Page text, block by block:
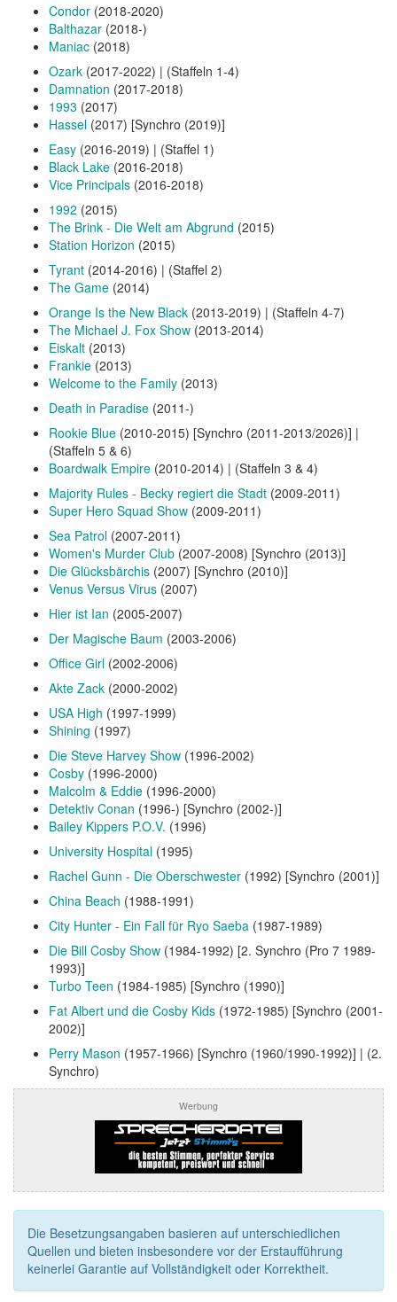
Condor (2018-2020)
Balthazar (2018-)
Maniac (2018)
Ozark (2017-2022) | (Staffeln 1-4)
Damnation (2017-2018)
1993 (2017)
Hassel (2017) [Synchro (2019)]
Easy (2016-2019) | (Staffel 1)
Black Lake (2016-2018)
Vice Principals (2016-2018)
1992 (2015)
The Brink - Die Welt am Abgrund (2015)
Station Horizon (2015)
Tyrant (2014-2016) | (Staffel 2)
The Game (2014)
Orange Is the New Black (2013-2019) | (Staffeln 4-7)
The Michael J. Fox Show (2013-2014)
Eiskalt (2013)
Frankie (2013)
Welcome to the Family (2013)
Death in Paradise (2011-)
Rookie Blue (2010-2015) [Synchro (2011-2013/2026)] |
(Staffeln 5 & 6)
Boardwalk Empire (2010-2014) | (Staffeln 3 & 4)
Majority Rules - Becky regiert die Stadt (2009-2011)
Super Hero Squad Show (2009-2011)
Sea Patrol (2007-2011)
Women's Murder Club (2007-2008) [Synchro (2013)]
Die Glücksbärchis (2007) [Synchro (2010)]
Venus Versus Virus (2007)
Hier ist Ian (2005-2007)
Der Magische Baum (2003-2006)
Office Girl (2002-2006)
Akte Zack (2000-2002)
USA High (1997-1999)
Shining (1997)
Die Steve Harvey Show (1996-2002)
Cosby (1996-2000)
Malcolm & Eddie (1996-2000)
Detektiv Conan (1996-) [Synchro (2002-)]
Bailey Kippers P.O.V. (1996)
University Hospital (1995)
Rachel Gunn - Die Oberschwester (1992) [Synchro (2001)]
China Beach (1988-1991)
City Hunter - Ein Fall für Ryo Saeba (1987-1989)
Die Bill Cosby Show (1984-1992) [2. Synchro (Pro 7 1989-
1993)]
Turbo Teen (1984-1985) [Synchro (1990)]
Fat Albert und die Cosby Kids (1972-1985) [Synchro (2001-
2002)]
Perry Mason (1957-1966) [Synchro (1960/1990-1992)] | (2.
Synchro)
Werbung
Die Besetzungsangaben basieren auf unterschiedlichen
Quellen und bieten insbesondere vor der Erstaufführung
keinerlei Garantie auf Vollständigkeit oder Korrektheit.